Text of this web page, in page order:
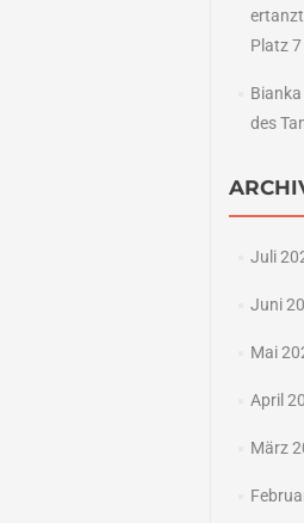
Platz 7
Bianka
des
Juli
Juni
Mai
April
März